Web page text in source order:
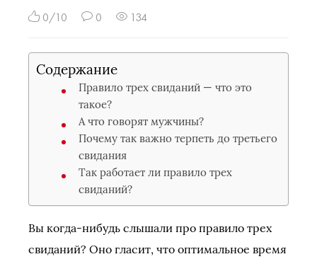
0/10 0 134
Содержание
Правило трех свиданий — что это
такое?
А что говорят мужчины?
Почему так важно терпеть до третьего
свидания
Так работает ли правило трех
свиданий?
Вы когда-нибудь слышали про правило трех
свиданий? Оно гласит, что оптимальное время